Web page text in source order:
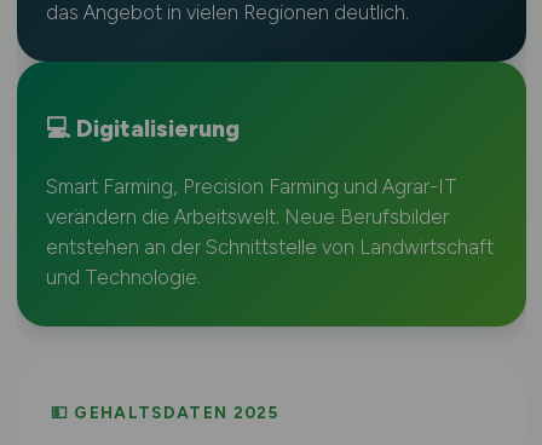
das Angebot in vielen Regionen deutlich.
💻 Digitalisierung
Smart Farming, Precision Farming und Agrar-IT
verändern die Arbeitswelt. Neue Berufsbilder
entstehen an der Schnittstelle von Landwirtschaft
und Technologie.
💵 GEHALTSDATEN 2025